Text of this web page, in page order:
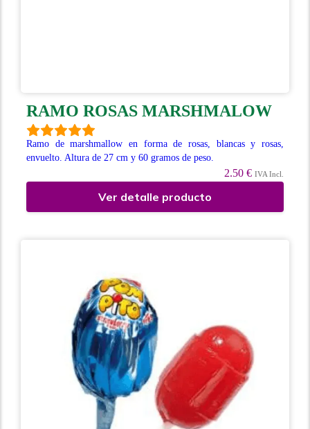
RAMO ROSAS MARSHMALOW
Ramo de marshmallow en forma de rosas, blancas y rosas,
envuelto. Altura de 27 cm y 60 gramos de peso.
2.50 € IVA Incl.
Ver detalle producto